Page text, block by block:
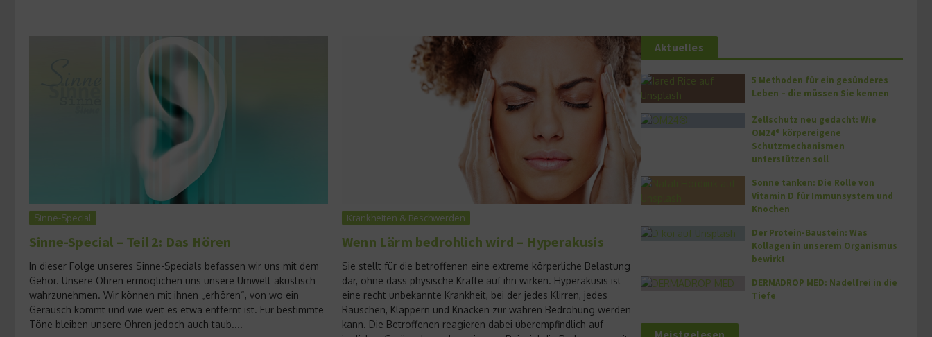
Sinne-Special
Sinne-Special – Teil 2: Das Hören
In dieser Folge unseres Sinne-Specials befassen wir uns mit dem
Gehör. Unsere Ohren ermöglichen uns unsere Umwelt akustisch
wahrzunehmen. Wir können mit ihnen „erhören“, von wo ein
Geräusch kommt und wie weit es etwa entfernt ist. Für bestimmte
Töne bleiben unsere Ohren jedoch auch taub....
Krankheiten & Beschwerden
Wenn Lärm bedrohlich wird – Hyperakusis
Sie stellt für die betroffenen eine extreme körperliche Belastung
dar, ohne dass physische Kräfte auf ihn wirken. Hyperakusis ist
eine recht unbekannte Krankheit, bei der jedes Klirren, jedes
Rauschen, Klappern und Knacken zur wahren Bedrohung werden
kann. Die Betroffenen reagieren dabei überempfindlich auf
Aktuelles
5 Methoden für ein gesünderes
Leben – die müssen Sie kennen
Zellschutz neu gedacht: Wie
OM24® körpereigene
Schutzmechanismen
unterstützen soll
Sonne tanken: Die Rolle von
Vitamin D für Immunsystem und
Knochen
Der Protein-Baustein: Was
Kollagen in unserem Organismus
bewirkt
DERMADROP MED: Nadelfrei in die
Tiefe
Meistgelesen